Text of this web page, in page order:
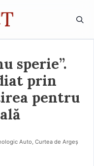
sperie”.
prin
pentru
Auto, Curtea de Argeș